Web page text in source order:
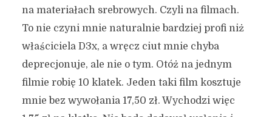
na materiałach srebrowych. Czyli na filmach.
To nie czyni mnie naturalnie bardziej profi niż
właściciela D3x, a wręcz ciut mnie chyba
deprecjonuje, ale nie o tym. Otóż na jednym
filmie robię 10 klatek. Jeden taki film kosztuje
mnie bez wywołania 17,50 zł. Wychodzi więc